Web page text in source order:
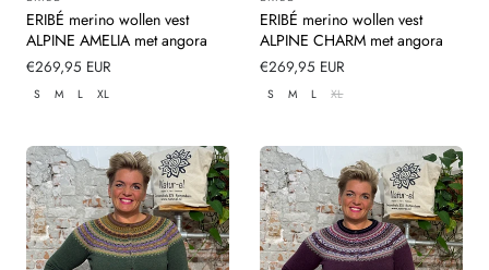
ERIBÉ merino wollen vest
ALPINE AMELIA met angora
Normale
prijs
€269,95 EUR
S M L XL
ERIBÉ merino wollen vest
ALPINE CHARM met angora
Normale
prijs
€269,95 EUR
S M L XL